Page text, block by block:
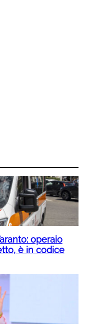
operaio
è in codice